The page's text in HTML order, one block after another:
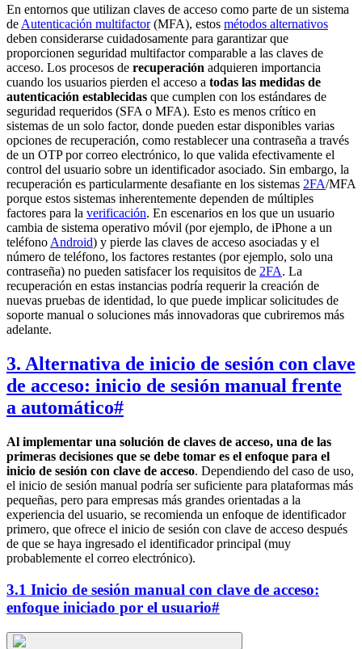
En entornos que utilizan claves de acceso como parte de un sistema
de Autenticación multifactor(MFA), estos métodos alternativos
deben considerarse cuidadosamente para garantizar que
proporcionen seguridad multifactor comparable a las claves de
acceso. Los procesos de recuperación adquieren importancia
cuando los usuarios pierden el acceso a todas las medidas de
autenticación establecidas que cumplen con los estándares de
seguridad requeridos (SFA o MFA). Esto es menos crítico en
sistemas de un solo factor, donde pueden estar disponibles varias
opciones de recuperación, como restablecer una contraseña a través
de un OTP por correo electrónico, lo que valida efectivamente el
control del usuario sobre un identificador asociado. Sin embargo, la
recuperación es particularmente desafiante en los sistemas 2FA/MFA
porque estos sistemas inherentemente dependen de múltiples
factores para la verificación. En escenarios en los que un usuario
cambia de sistema operativo móvil (por ejemplo, de iPhone a un
teléfono Android) y pierde las claves de acceso asociadas y el
número de teléfono, los factores restantes (por ejemplo, solo una
contraseña) no pueden satisfacer los requisitos de 2FA. La
recuperación en estas instancias podría requerir la creación de
nuevas pruebas de identidad, lo que puede implicar solicitudes de
soporte manual o soluciones más innovadoras que cubriremos más
adelante.
3. Alternativa de inicio de sesión con clave
de acceso: inicio de sesión manual frente
a automático#
Al implementar una solución de claves de acceso, una de las
primeras decisiones que se debe tomar es el enfoque para el
inicio de sesión con clave de acceso. Dependiendo del caso de uso,
el inicio de sesión manual podría ser suficiente para plataformas más
pequeñas, pero para empresas más grandes orientadas a la
experiencia del usuario, se recomienda un enfoque de identificador
primero, que ofrece el inicio de sesión con clave de acceso después
de que se haya ingresado el identificador principal (muy
probablemente el correo electrónico).
3.1 Inicio de sesión manual con clave de acceso:
enfoque iniciado por el usuario#